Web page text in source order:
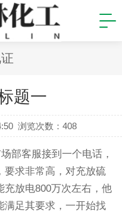
题一
浏览次数：408
部客服接到一个电话，
要求非常高，对充放硫
充放电800万次左右，他
满足其要求，一开始找